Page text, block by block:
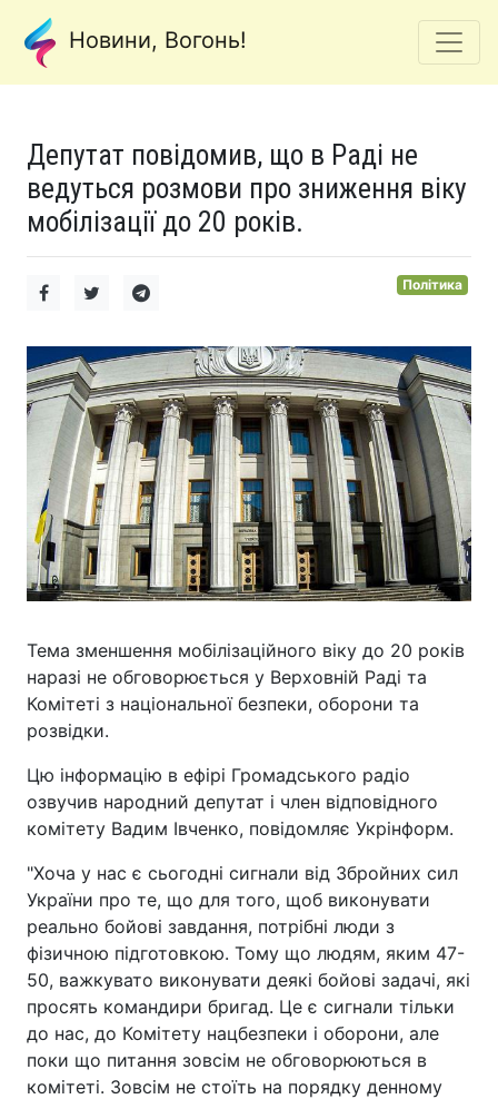
Новини, Вогонь!
Депутат повідомив, що в Раді не
ведуться розмови про зниження віку
мобілізації до 20 років.
Політика
Тема зменшення мобілізаційного віку до 20 років
наразі не обговорюється у Верховній Раді та
Комітеті з національної безпеки, оборони та
розвідки.
Цю інформацію в ефірі Громадського радіо
озвучив народний депутат і член відповідного
комітету Вадим Івченко, повідомляє Укрінформ.
"Хоча у нас є сьогодні сигнали від Збройних сил
України про те, що для того, щоб виконувати
реально бойові завдання, потрібні люди з
фізичною підготовкою. Тому що людям, яким 47-
50, важкувато виконувати деякі бойові задачі, які
просять командири бригад. Це є сигнали тільки
до нас, до Комітету нацбезпеки і оборони, але
поки що питання зовсім не обговорюються в
комітеті. Зовсім не стоїть на порядку денному